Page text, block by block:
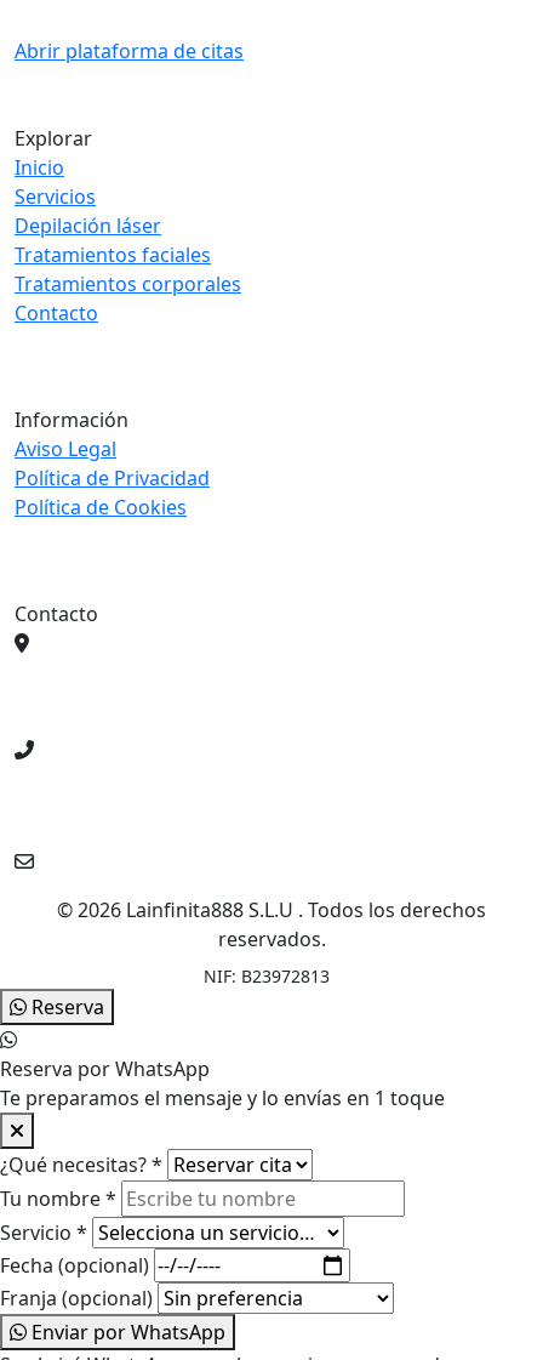
Abrir plataforma de citas
Explorar
Inicio
Servicios
Depilación láser
Tratamientos faciales
Tratamientos corporales
Contacto
Información
Aviso Legal
Política de Privacidad
Política de Cookies
Contacto
© 2026 Lainfinita888 S.L.U . Todos los derechos
reservados.
NIF: B23972813
Reserva
Reserva por WhatsApp
Te preparamos el mensaje y lo envías en 1 toque
¿Qué necesitas?*
Tu nombre*
Servicio *
Fecha (opcional)
Franja (opcional)
Enviar por WhatsApp